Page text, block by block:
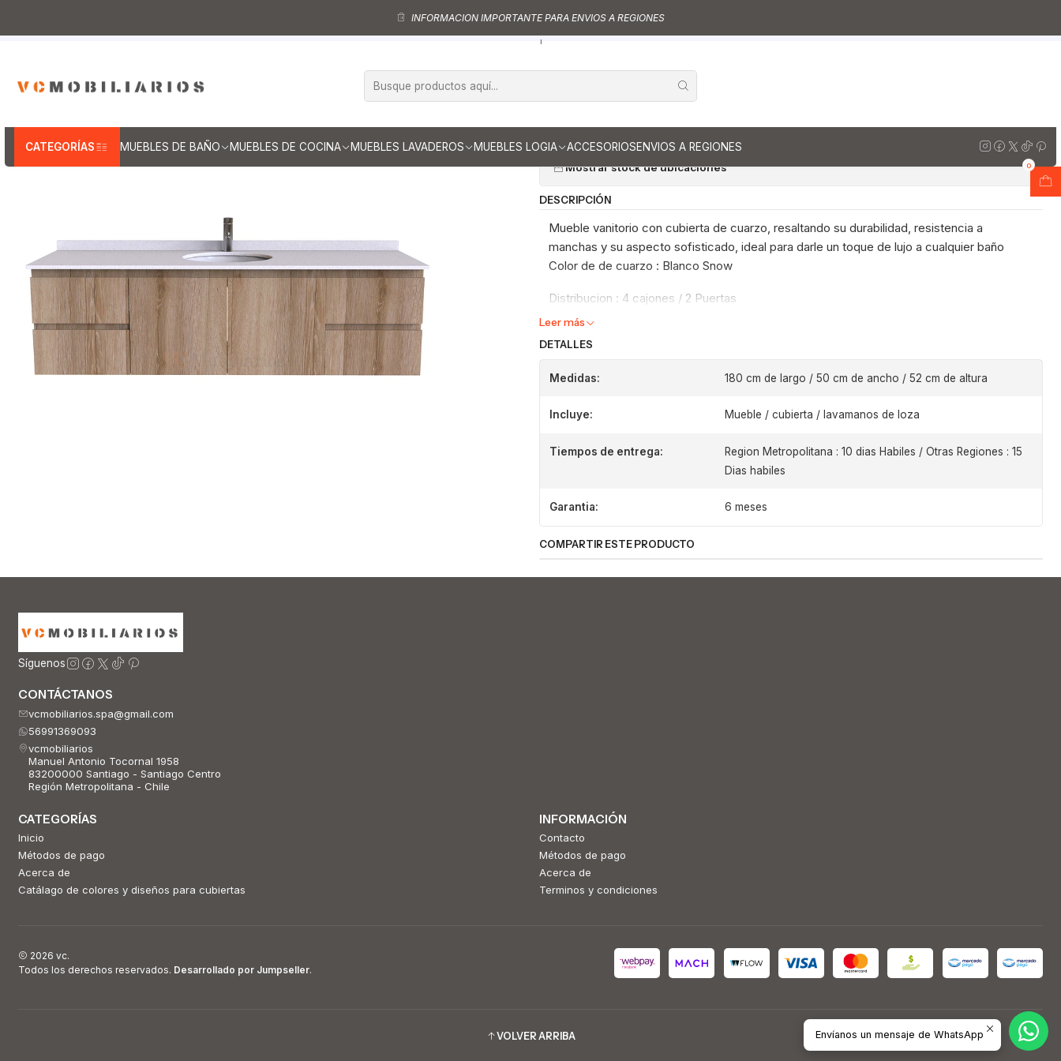
CATEGORÍAS MUEBLES DE BAÑO MUEBLES DE COCINA MUEBLES LAVADEROS MUEBLES LOGIA ACCESORIOSENVIOS A REGIONES
0
INFORMACION IMPORTANTE PARA ENVIOS A REGIONES
Muebles vanitorio aereo - simple Mueble vanitorios aereo - simple de cuarzo
Mueble Vanitorio aereo simple de 190 cm M2-1908 / Cava
|
M2-1908 / Cava
Cantidad
Mostrar stock de ubicaciones
DESCRIPCIÓN
Mueble vanitorio con cubierta de cuarzo, resaltando su durabilidad, resistencia a
manchas y su aspecto sofisticado, ideal para darle un toque de lujo a cualquier baño
Color de de cuarzo : Blanco Snow
Distribucion : 4 cajones / 2 Puertas
Leer más
DETALLES
Medidas: 180 cm de largo / 50 cm de ancho / 52 cm de altura
Incluye: Mueble / cubierta / lavamanos de loza
Tiempos de entrega:
Region Metropolitana : 10 dias Habiles / Otras Regiones : 15
Dias habiles
Garantia: 6 meses
COMPARTIR ESTE PRODUCTO
Síguenos
CONTÁCTANOS
vcmobiliarios.spa@gmail.com
56991369093
vcmobiliarios
Manuel Antonio Tocornal 1958
83200000 Santiago - Santiago Centro
Región Metropolitana - Chile
CATEGORÍAS
Inicio
Métodos de pago
Acerca de
Catálago de colores y diseños para cubiertas
INFORMACIÓN
Contacto
Métodos de pago
Acerca de
Terminos y condiciones
2026 vc.
Todos los derechos reservados. Desarrollado por Jumpseller.
VOLVER ARRIBA Envíanos un mensaje de WhatsApp